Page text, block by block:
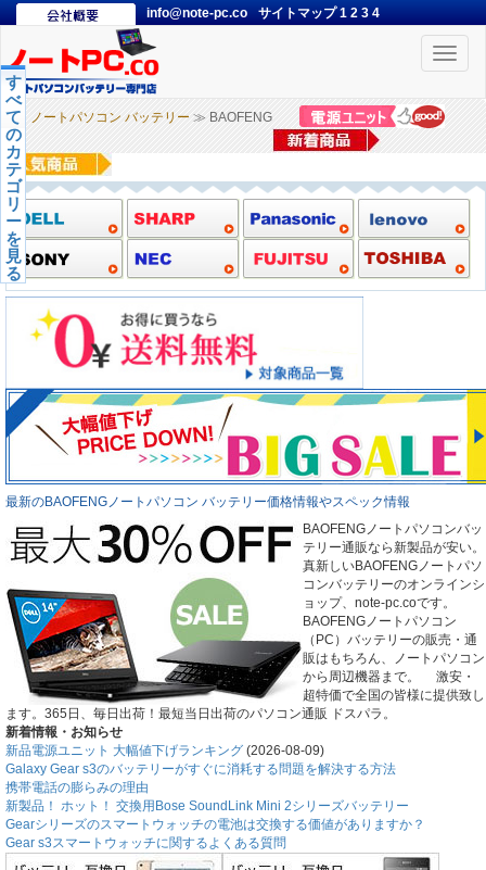
info@note-pc.co サイトマップ1 2 3 4
Toggle
ノートパソコン バッテリー ≫ BAOFENG
す
べ
て
の
カ
テ
ゴ
リ
ー
を
見
る
最新のBAOFENGノートパソコン バッテリー価格情報やスペック情報
BAOFENGノートパソコンバッ
テリー通販なら新製品が安い。
真新しいBAOFENGノートパソ
コンバッテリーのオンラインシ
ョップ、note-pc.coです。
BAOFENGノートパソコン
（PC）バッテリーの販売・通
販はもちろん、ノートパソコン
から周辺機器まで。 激安・
超特価で全国の皆様に提供致し
ます。365日、毎日出荷！最短当日出荷のパソコン通販 ドスパラ。
新着情報・お知らせ
新品電源ユニット 大幅値下げランキング (2026-08-09)
Galaxy Gear s3のバッテリーがすぐに消耗する問題を解決する方法
携帯電話の膨らみの理由
新製品！ ホット！ 交換用Bose SoundLink Mini 2シリーズバッテリー
Gearシリーズのスマートウォッチの電池は交換する価値がありますか？
Gear s3スマートウォッチに関するよくある質問